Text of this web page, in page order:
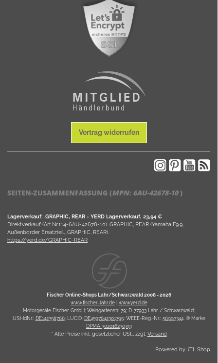
Vertrag widerrufen
SEITEN-ZUSAMMENFASSUNG (MPN: 6AU-42678-10)
Lagerverkauf: .GRAPHIC, REAR - YERD Lagerverkauf, 23,94 €
Direktverkauf (Art.Nr.114-6AU-42678-10) .GRAPHIC, REAR (Yamaha F9.9,
Außenborder Ersatzteil, .GRAPHIC, REAR).
https://yerd.de/GRAPHIC-REAR
Fischer Online-Shops Lahr/Schwarzwald 2008 -2026
www.fischer-lahr.de| www.yerd.de
Motorgeräte Fischer GmbH; Weingartenstr. 79; D-77933 Lahr / Schwarzwald;
USt-IdNr.: DE142358766; LUCID: DE4597642301795; WEEE-Reg.-Nr.: 56993344, ® Marke
DPMA 302016230744
* Alle Preise inkl. gesetzlicher USt., zzgl. Versand
Powered byJTL Shop